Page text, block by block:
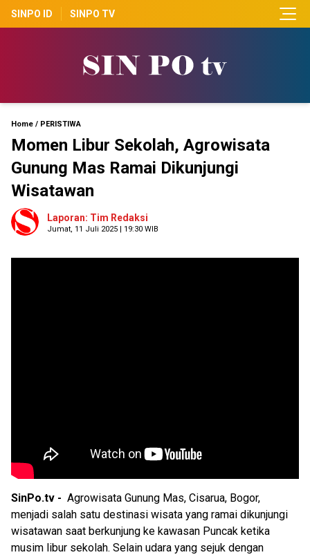
SINPO ID SINPO TV
Home / PERISTIWA
Momen Libur Sekolah, Agrowisata
Gunung Mas Ramai Dikunjungi
Wisatawan
Laporan: Tim Redaksi
Jumat, 11 Juli 2025 | 19:30 WIB
SinPo.tv - Agrowisata Gunung Mas, Cisarua, Bogor,
menjadi salah satu destinasi wisata yang ramai dikunjungi
wisatawan saat berkunjung ke kawasan Puncak ketika
musim libur sekolah. Selain udara yang sejuk dengan